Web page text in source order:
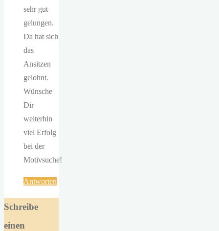
sehr gut
gelungen.
Da hat sich
das
Ansitzen
gelohnt.
Wünsche
Dir
weiterhin
viel Erfolg
bei der
Motivsuche!
Antworten
Schreibe
einen